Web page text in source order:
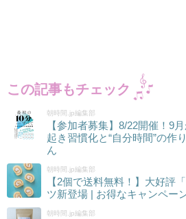
この記事もチェック
朝時間.jp編集部
【参加者募集】8/22開催！9
起き習慣化と“自分時間”の作
ん
朝時間.jp編集部
【2個で送料無料！】大好評
ツ新登場 | お得なキャンペー
朝時間.jp編集部